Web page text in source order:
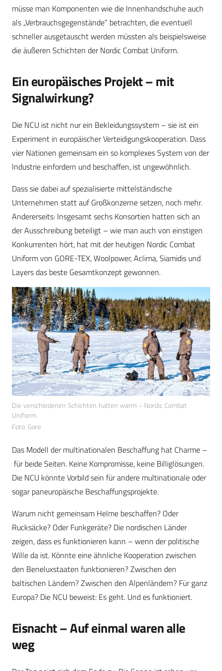
müsse man Komponenten wie die Innenhandschuhe auch
als „Verbrauchsgegenstände“ betrachten, die eventuell
schneller ausgetauscht werden müssten als beispielsweise
die äußeren Schichten der Nordic Combat Uniform.
Ein europäisches Projekt – mit
Signalwirkung?
Die NCU ist nicht nur ein Bekleidungssystem – sie ist ein
Experiment in europäischer Verteidigungskooperation. Dass
vier Nationen gemeinsam ein so komplexes System von der
Industrie einfordern und beschaffen, ist ungewöhnlich.
Dass sie dabei auf spezialisierte mittelständische
Unternehmen statt auf Großkonzerne setzen, noch mehr.
Andererseits: Insgesamt sechs Konsortien hatten sich an
der Ausschreibung beteiligt – wie man auch von einstigen
Konkurrenten hört, hat mit der heutigen Nordic Combat
Uniform von GORE-TEX, Woolpower, Aclima, Siamidis und
Layers das beste Gesamtkonzept gewonnen.
Die verschiedenen Schichten halten warm – Nordic Combat
Uniform.
Foto: Gore
Das Modell der multinationalen Beschaffung hat Charme –
für beide Seiten. Keine Kompromisse, keine Billiglösungen.
Die NCU könnte Vorbild sein für andere multinationale oder
sogar paneuropäische Beschaffungsprojekte.
Warum nicht gemeinsam Helme beschaffen? Oder
Rucksäcke? Oder Funkgeräte? Die nordischen Länder
zeigen, dass es funktionieren kann – wenn der politische
Wille da ist. Könnte eine ähnliche Kooperation zwischen
den Beneluxstaaten funktionieren? Zwischen den
baltischen Ländern? Zwischen den Alpenländern? Für ganz
Europa? Die NCU beweist: Es geht. Und es funktioniert.
Eisnacht – Auf einmal waren alle
weg